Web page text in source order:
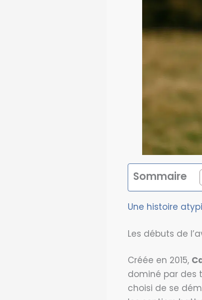
Sommaire
Une histoire
Les débuts de
Créée en 2015,
dominé par des
choisi de se